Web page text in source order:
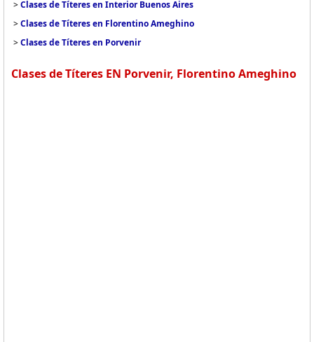
>Clases de Títeres en Interior Buenos Aires
>Clases de Títeres en Florentino Ameghino
>Clases de Títeres en Porvenir
Clases de Títeres EN Porvenir, Florentino Ameghino